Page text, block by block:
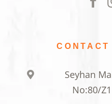
Seyhan
No:80/